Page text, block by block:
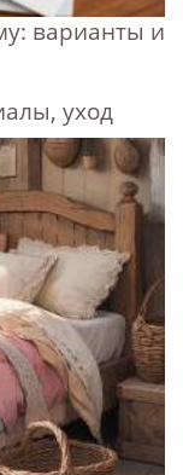
варианты и
уход